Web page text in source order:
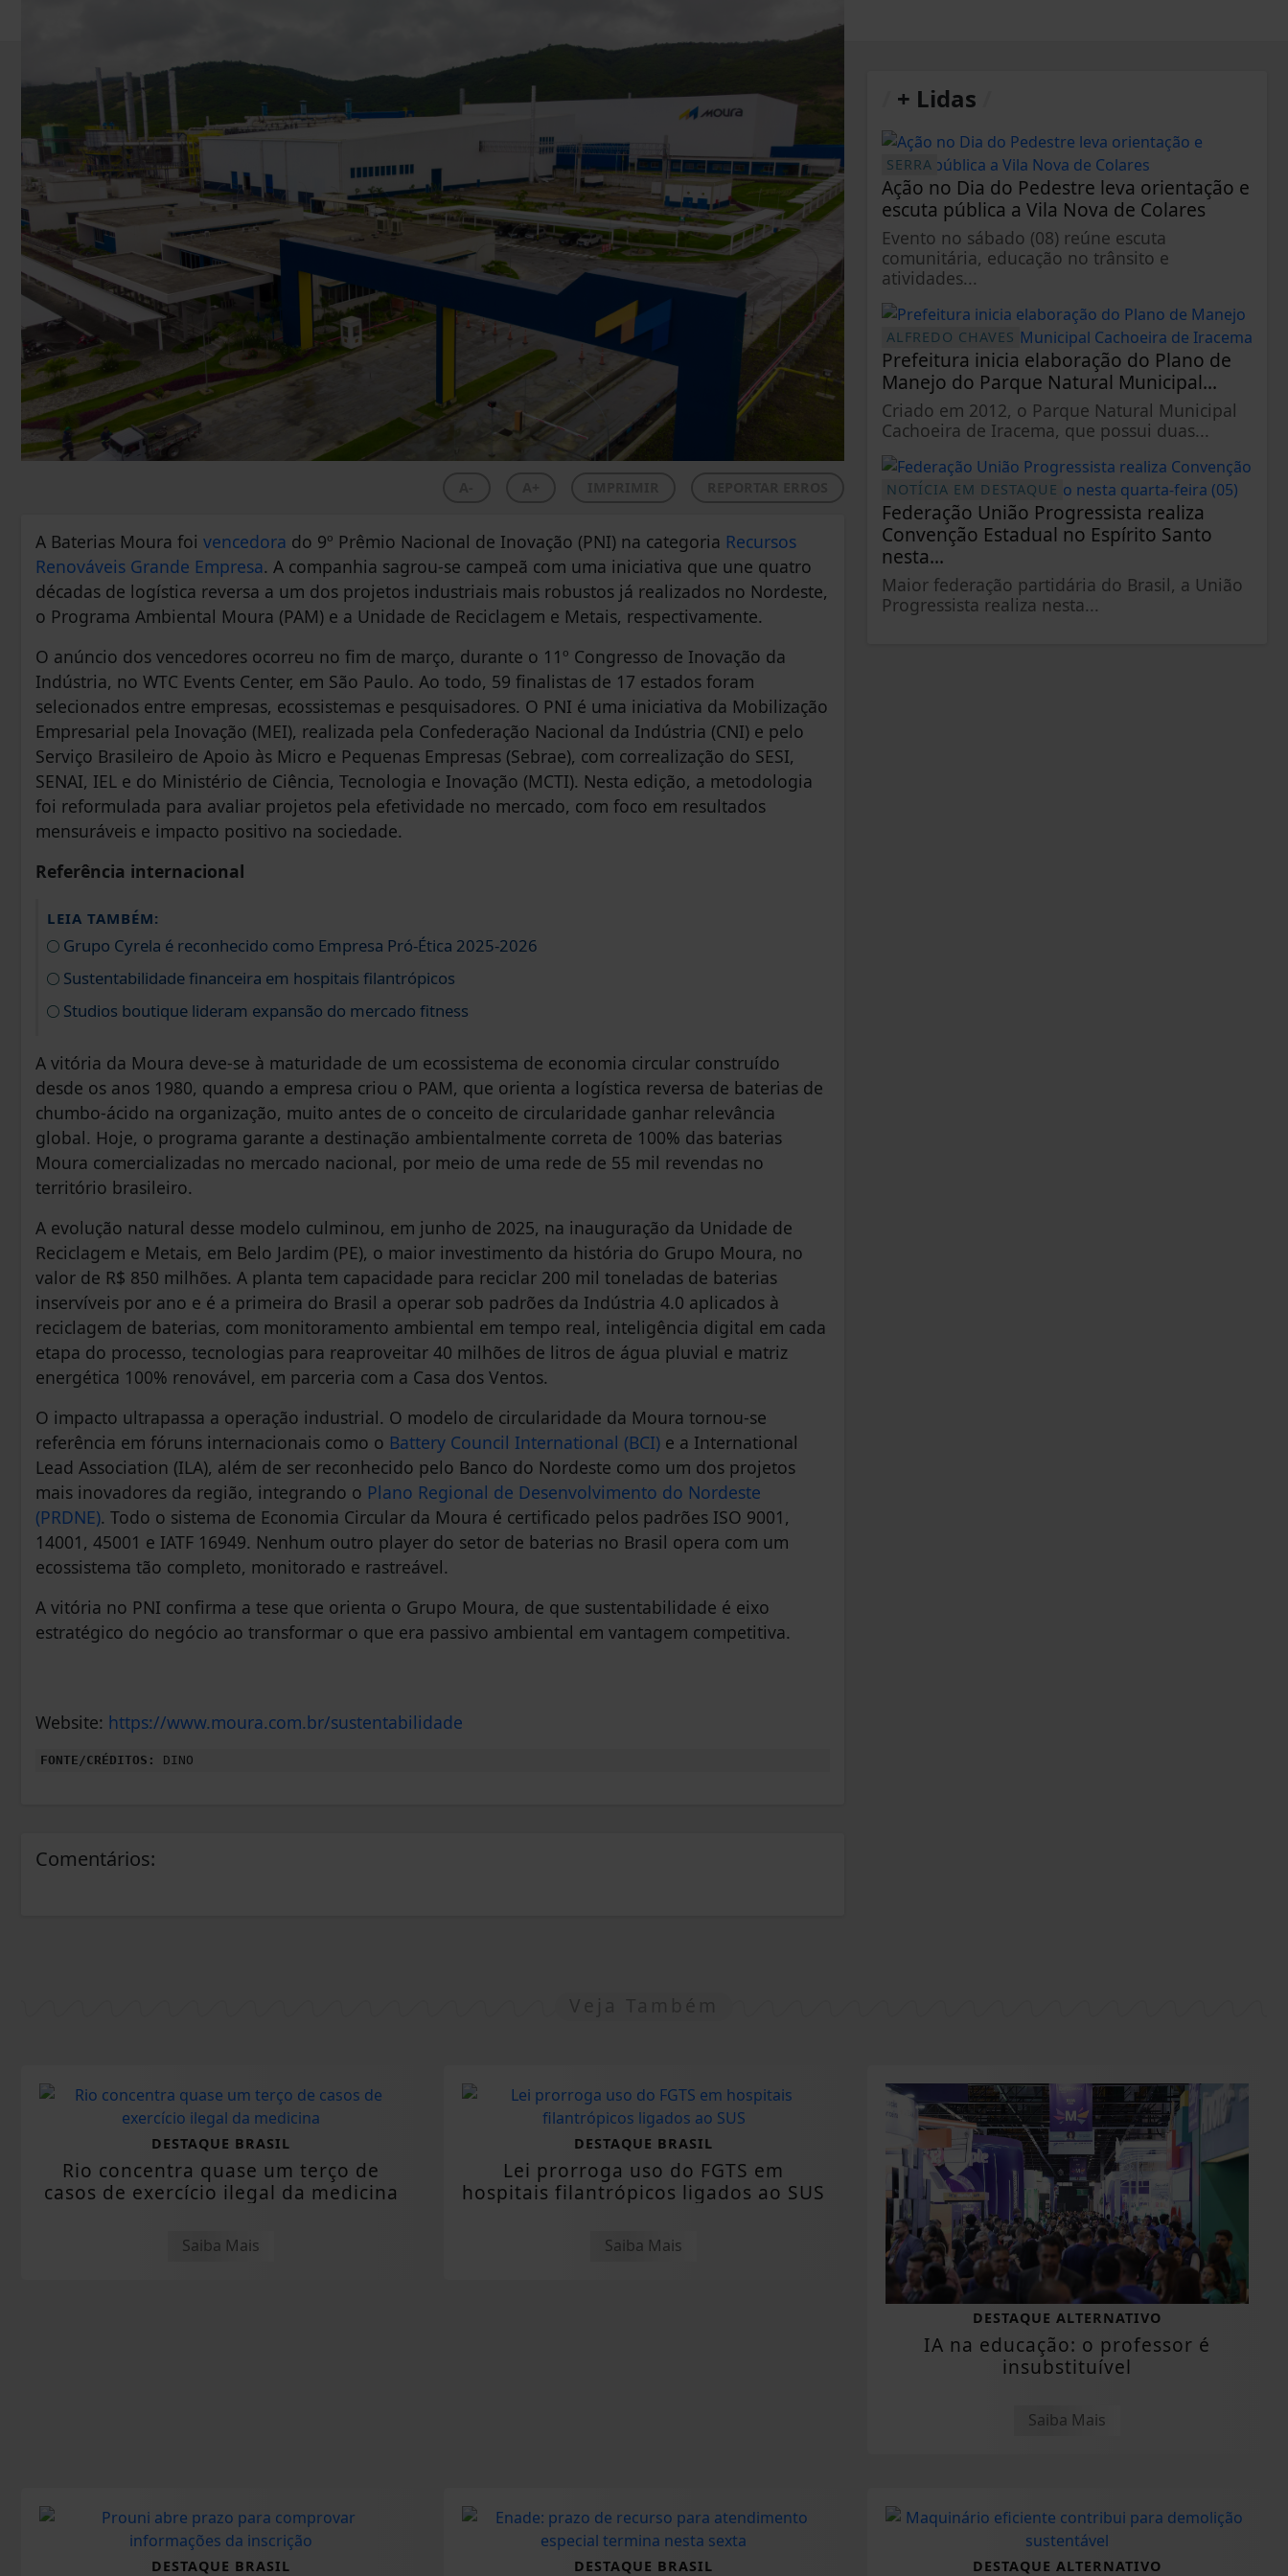
A Baterias Moura foi vencedora do 9º Prêmio Nacional de Inovação (PNI) na categoria Recursos
Renováveis Grande Empresa. A companhia sagrou-se campeã com uma iniciativa que une quatro
décadas de logística reversa a um dos projetos industriais mais robustos já realizados no Nordeste,
o Programa Ambiental Moura (PAM) e a Unidade de Reciclagem e Metais, respectivamente.
O anúncio dos vencedores ocorreu no fim de março, durante o 11º Congresso de Inovação da
Indústria, no WTC Events Center, em São Paulo. Ao todo, 59 finalistas de 17 estados foram
selecionados entre empresas, ecossistemas e pesquisadores. O PNI é uma iniciativa da Mobilização
Empresarial pela Inovação (MEI), realizada pela Confederação Nacional da Indústria (CNI) e pelo
Serviço Brasileiro de Apoio às Micro e Pequenas Empresas (Sebrae), com correalização do SESI,
SENAI, IEL e do Ministério de Ciência, Tecnologia e Inovação (MCTI). Nesta edição, a metodologia
foi reformulada para avaliar projetos pela efetividade no mercado, com foco em resultados
mensuráveis e impacto positivo na sociedade.
Referência internacional
LEIA TAMBÉM:
Grupo Cyrela é reconhecido como Empresa Pró-Ética 2025-2026
Sustentabilidade financeira em hospitais filantrópicos
Studios boutique lideram expansão do mercado fitness
A vitória da Moura deve-se à maturidade de um ecossistema de economia circular construído
desde os anos 1980, quando a empresa criou o PAM, que orienta a logística reversa de baterias de
chumbo-ácido na organização, muito antes de o conceito de circularidade ganhar relevância
global. Hoje, o programa garante a destinação ambientalmente correta de 100% das baterias
Moura comercializadas no mercado nacional, por meio de uma rede de 55 mil revendas no
território brasileiro.
A evolução natural desse modelo culminou, em junho de 2025, na inauguração da Unidade de
Reciclagem e Metais, em Belo Jardim (PE), o maior investimento da história do Grupo Moura, no
valor de R$ 850 milhões. A planta tem capacidade para reciclar 200 mil toneladas de baterias
inservíveis por ano e é a primeira do Brasil a operar sob padrões da Indústria 4.0 aplicados à
reciclagem de baterias, com monitoramento ambiental em tempo real, inteligência digital em cada
etapa do processo, tecnologias para reaproveitar 40 milhões de litros de água pluvial e matriz
energética 100% renovável, em parceria com a Casa dos Ventos.
O impacto ultrapassa a operação industrial. O modelo de circularidade da Moura tornou-se
referência em fóruns internacionais como o Battery Council International (BCI) e a International
Lead Association (ILA), além de ser reconhecido pelo Banco do Nordeste como um dos projetos
mais inovadores da região, integrando o Plano Regional de Desenvolvimento do Nordeste
(PRDNE). Todo o sistema de Economia Circular da Moura é certificado pelos padrões ISO 9001,
14001, 45001 e IATF 16949. Nenhum outro player do setor de baterias no Brasil opera com um
ecossistema tão completo, monitorado e rastreável.
A vitória no PNI confirma a tese que orienta o Grupo Moura, de que sustentabilidade é eixo
estratégico do negócio ao transformar o que era passivo ambiental em vantagem competitiva.
Website: https://www.moura.com.br/sustentabilidade
FONTE/CRÉDITOS: DINO
Comentários:
+ Lidas
SERRA
Ação no Dia do Pedestre leva orientação e
escuta pública a Vila Nova de Colares
Evento no sábado (08) reúne escuta
comunitária, educação no trânsito e
atividades...
ALFREDO CHAVES
Prefeitura inicia elaboração do Plano de
Manejo do Parque Natural Municipal...
Criado em 2012, o Parque Natural Municipal
Cachoeira de Iracema, que possui duas...
NOTÍCIA EM DESTAQUE
Federação União Progressista realiza
Convenção Estadual no Espírito Santo
nesta...
Maior federação partidária do Brasil, a União
Progressista realiza nesta...
DESTAQUE BRASIL
Rio concentra quase um terço de
casos de exercício ilegal da medicina
Saiba Mais
DESTAQUE BRASIL
Lei prorroga uso do FGTS em
hospitais filantrópicos ligados ao SUS
Saiba Mais
DESTAQUE ALTERNATIVO
IA na educação: o professor é
insubstituível
Saiba Mais
DESTAQUE BRASIL DESTAQUE BRASIL DESTAQUE ALTERNATIVO